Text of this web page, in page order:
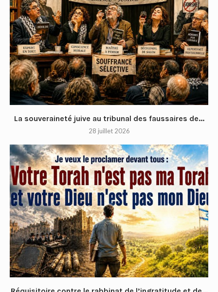
La souveraineté juive au tribunal des faussaires de...
28 juillet 2026